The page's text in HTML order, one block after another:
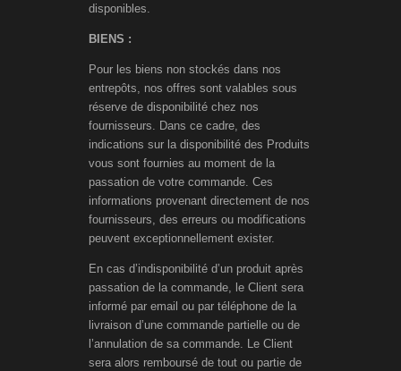
disponibles.
BIENS :
Pour les biens non stockés dans nos
entrepôts, nos offres sont valables sous
réserve de disponibilité chez nos
fournisseurs. Dans ce cadre, des
indications sur la disponibilité des Produits
vous sont fournies au moment de la
passation de votre commande. Ces
informations provenant directement de nos
fournisseurs, des erreurs ou modifications
peuvent exceptionnellement exister.
En cas d’indisponibilité d’un produit après
passation de la commande, le Client sera
informé par email ou par téléphone de la
livraison d’une commande partielle ou de
l’annulation de sa commande. Le Client
sera alors remboursé de tout ou partie de